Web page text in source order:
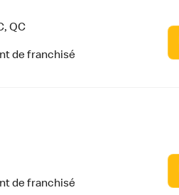
QC
de franchisé
de franchisé